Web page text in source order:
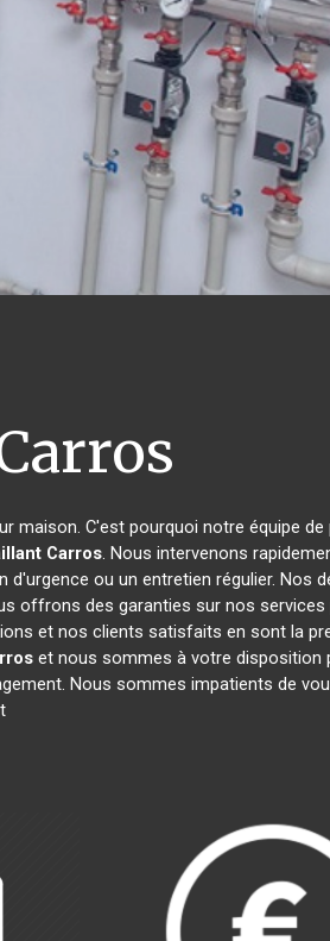
maison. C'est pourquoi notre équipe de
Carros. Nous intervenons
d'urgence ou un entretien régulier. Nos
offrons des garanties sur nos services
et nos clients satisfaits en sont la
et nous sommes à votre disposition
Nous sommes impatients de